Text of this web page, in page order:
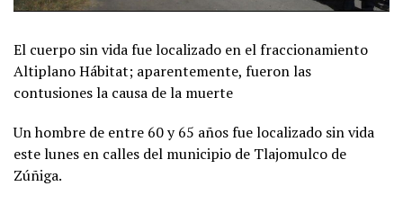
El cuerpo sin vida fue localizado en el fraccionamiento
Altiplano Hábitat; aparentemente, fueron las
contusiones la causa de la muerte
Un hombre de entre 60 y 65 años fue localizado sin vida
este lunes en calles del municipio de Tlajomulco de
Zúñiga.